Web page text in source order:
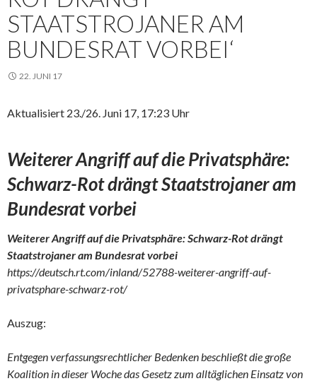
STAATSTROJANER AM
BUNDESRAT VORBEI‘
22. JUNI 17
Aktualisiert 23./26. Juni 17, 17:23 Uhr
Weiterer Angriff auf die Privatsphäre:
Schwarz-Rot drängt Staatstrojaner am
Bundesrat vorbei
Weiterer Angriff auf die Privatsphäre: Schwarz-Rot drängt
Staatstrojaner am Bundesrat vorbei
https://deutsch.rt.com/inland/52788-weiterer-angriff-auf-
privatsphare-schwarz-rot/
Auszug:
Entgegen verfassungsrechtlicher Bedenken beschließt die große
Koalition in dieser Woche das Gesetz zum alltäglichen Einsatz von